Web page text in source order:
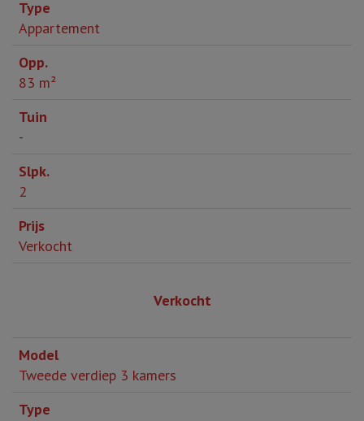
Appartement
83 m²
-
2
Verkocht
Verkocht
Tweede verdiep 3 kamers